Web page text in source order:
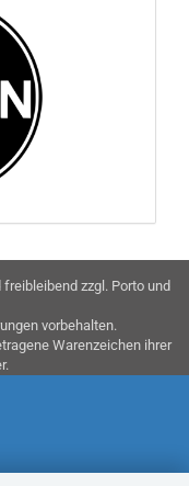
zzgl. Porto und
vorbehalten.
Warenzeichen ihrer